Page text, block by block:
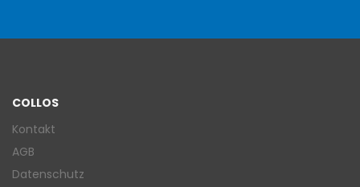
COLLOS
Kontakt
AGB
Datenschutz